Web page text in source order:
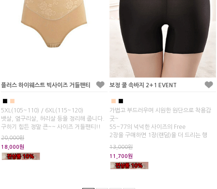
플러스 하이웨스트 빅사이즈 거들팬티
■ ■
5XL(105~110) / 6XL(115~120)
뱃살, 옆구리살, 허리살 등을 정리해 줍니다.
구하기 힘든 정말 큰~~ 사이즈 거들팬티!!
20,000원
18,000원
보정 쿨 속바지 2+1 EVENT
■ ■
가볍고 부드러우며 시원한 원단으로 착용감
굿~
55~77의 넉넉한 사이즈의 Free
2장을 구매하면 1장(랜덤)을 더 드리는 행
13,000원
11,700원